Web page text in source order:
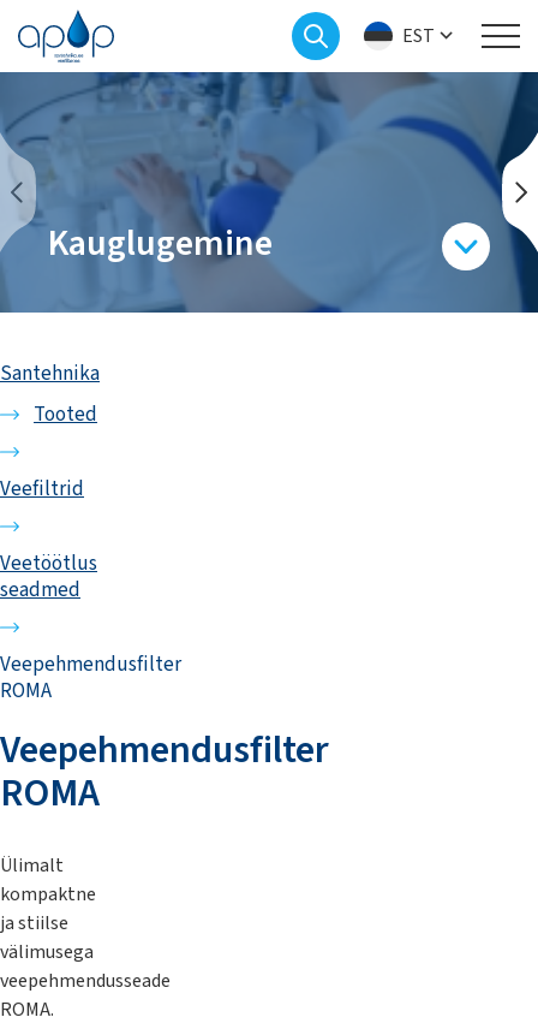
EST
Kauglugemine
Santehnika
Tooted
Veefiltrid
Veetöötlus
seadmed
Veepehmendusfilter
ROMA
Veepehmendusfilter
ROMA
Ülimalt
kompaktne
ja stiilse
välimusega
veepehmendusseade
ROMA.